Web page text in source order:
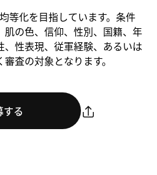
等化を目指しています。条件
肌の色、信仰、性別、国籍、年
性表現、従軍経験、あるいは
査の対象となります。
る